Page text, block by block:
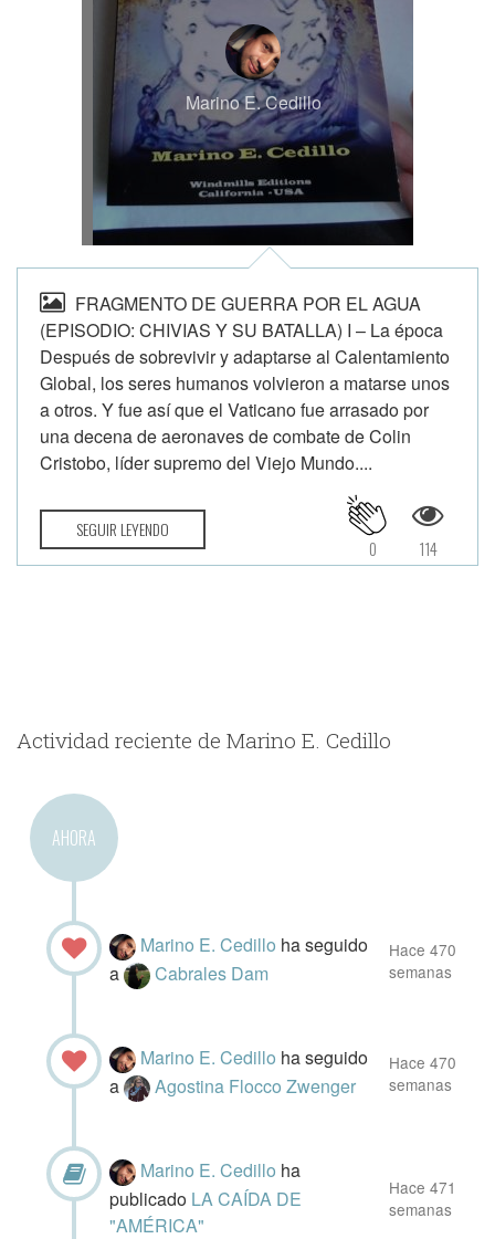
Marino E. Cedillo
FRAGMENTO DE GUERRA POR EL AGUA
(EPISODIO: CHIVIAS Y SU BATALLA) I – La época
Después de sobrevivir y adaptarse al Calentamiento
Global, los seres humanos volvieron a matarse unos
a otros. Y fue así que el Vaticano fue arrasado por
una decena de aeronaves de combate de Colin
Cristobo, líder supremo del Viejo Mundo....
SEGUIR LEYENDO
114
0
Actividad reciente de Marino E. Cedillo
AHORA
Marino E. Cedillo ha seguido
a
Cabrales Dam
Hace 470
semanas
Marino E. Cedillo ha seguido
a
Agostina Flocco Zwenger
Hace 470
semanas
Marino E. Cedillo ha
publicado LA CAÍDA DE
"AMÉRICA"
Hace 471
semanas